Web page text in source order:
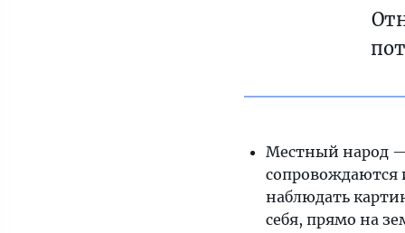
Местный народ
сопровождаются
наблюдать
себя, прямо на